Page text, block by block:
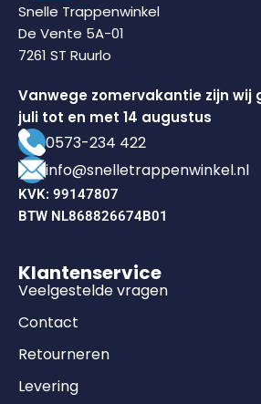
Snelle Trappenwinkel
De Vente 5A-01
7261 ST Ruurlo
Vanwege zomervakantie zijn wij
juli tot en met 14 augustus
0573-234 422
info@snelletrappenwinkel.nl
KVK: 99147807
BTW NL868826674B01
Klantenservice
Veelgestelde vragen
Contact
Retourneren
Levering